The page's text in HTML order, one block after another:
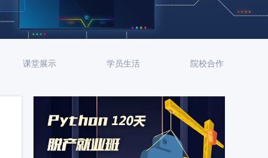
课堂展示 学员生活 院校合作